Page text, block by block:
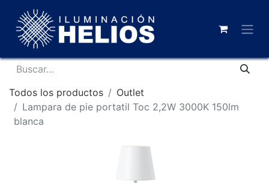
Todos los productos
Outlet
Lampara de pie portatil Toc 2,2W 3000K 150lm
blanca